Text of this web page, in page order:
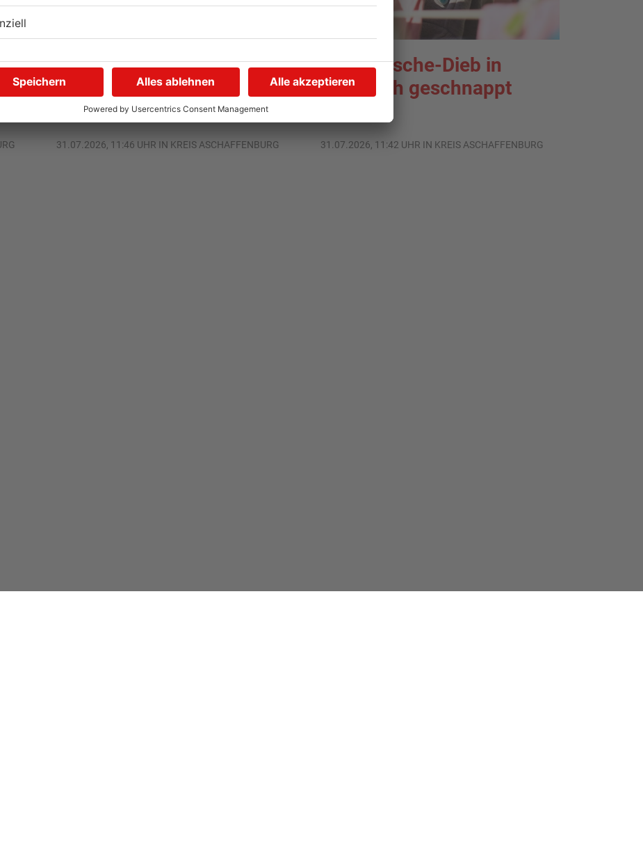
Wegen Trockenheit: Neue
Regeln auf A'burger
Friedhöfen
31.07.2026, 11:46 UHR IN KREIS ASCHAFFENBURG
Unterwäsche-Dieb in
Goldbach geschnappt
31.07.2026, 11:42 UHR IN KREIS ASCHAFFENBURG